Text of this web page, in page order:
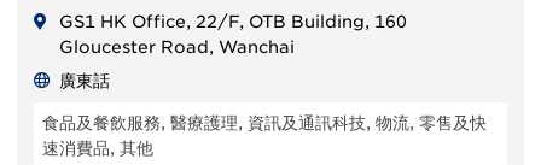
GS1 HK Office, 22/F, OTB Building, 160
Gloucester Road, Wanchai
廣東話
食品及餐飲服務, 醫療護理, 資訊及通訊科技, 物流, 零售及快
速消費品, 其他